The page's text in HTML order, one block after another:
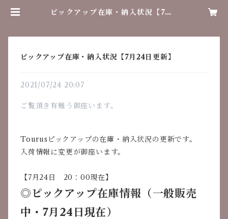
ピックアップ在庫・納入状況【7月2
ピックアップ在庫・納入状況【7月24日更新】
2021/07/24 20:07
ご覧頂き有難う御座います。
Tourusピックアップの在庫・納入状況の更新です。
入荷情報に変更が御座います。
【7月24日 20：00現在】
◎ ピ ックアップ在庫情報（一般販売
中・7月24日現在）